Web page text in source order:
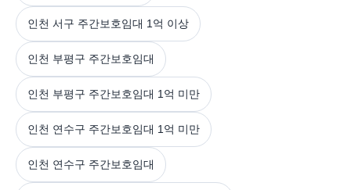
인천 서구 주간보호임대 1억 이상
인천 부평구 주간보호임대
인천 부평구 주간보호임대 1억 미만
인천 연수구 주간보호임대 1억 미만
인천 연수구 주간보호임대